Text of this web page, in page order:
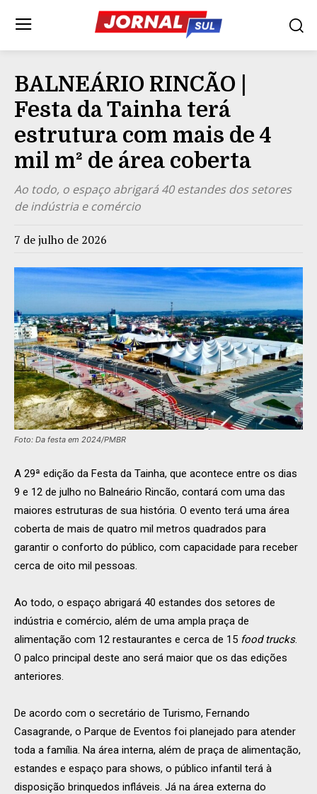
BALNEÁRIO RINCÃO |
Festa da Tainha terá
estrutura com mais de 4
mil m² de área coberta
Ao todo, o espaço abrigará 40 estandes dos setores
de indústria e comércio
7 de julho de 2026
Foto: Da festa em 2024/PMBR
A 29ª edição da Festa da Tainha, que acontece entre os dias
9 e 12 de julho no Balneário Rincão, contará com uma das
maiores estruturas de sua história. O evento terá uma área
coberta de mais de quatro mil metros quadrados para
garantir o conforto do público, com capacidade para receber
cerca de oito mil pessoas.
Ao todo, o espaço abrigará 40 estandes dos setores de
indústria e comércio, além de uma ampla praça de
alimentação com 12 restaurantes e cerca de 15 food trucks.
O palco principal deste ano será maior que os das edições
anteriores.
De acordo com o secretário de Turismo, Fernando
Casagrande, o Parque de Eventos foi planejado para atender
toda a família. Na área interna, além de praça de alimentação,
estandes e espaço para shows, o público infantil terá à
disposição brinquedos infláveis. Já na área externa do